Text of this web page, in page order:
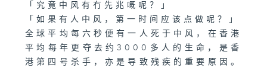
「究竟中风有冇先兆嘅呢？」
「如果有人中风，第一时间应该点做呢？」
全球平均每六秒便有一人死于中风，在香港
平均每年更夺去约3000多人的生命，是香
港第四号杀手，亦是导致残疾的重要原因。